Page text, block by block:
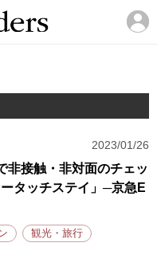
2023/01/26
非接触・非対面のチェッ
タッチステイ」─京急E
観光・旅行